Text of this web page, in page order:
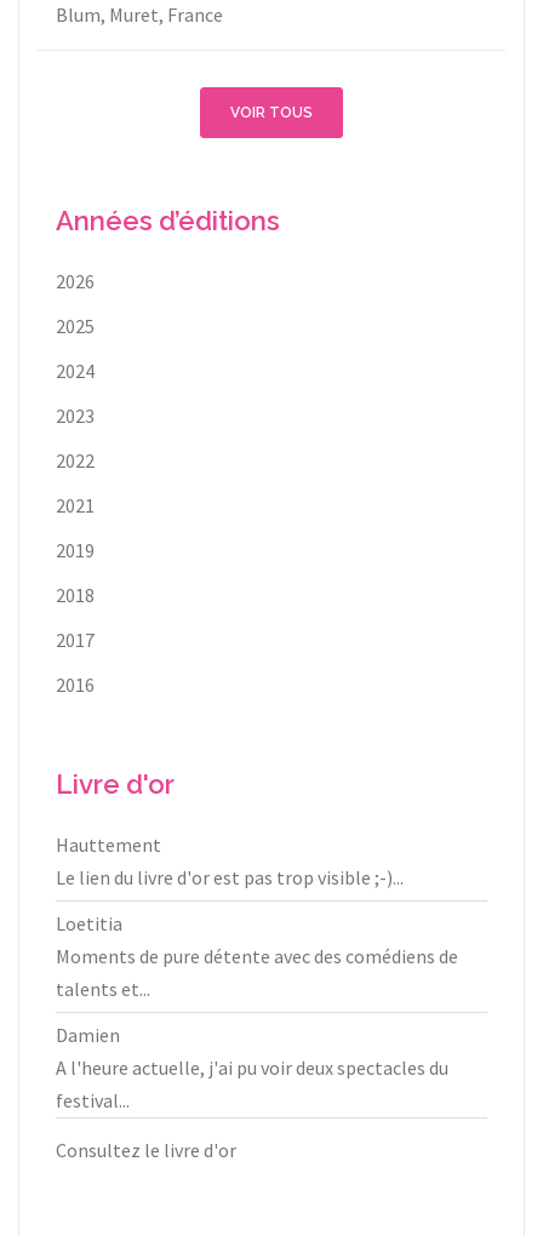
Blum, Muret, France
VOIR TOUS
Années d’éditions
2026
2025
2024
2023
2022
2021
2019
2018
2017
2016
Livre d'or
Hauttement
Le lien du livre d'or est pas trop visible ;-)...
Loetitia
Moments de pure détente avec des comédiens de
talents et...
Damien
A l'heure actuelle, j'ai pu voir deux spectacles du
festival...
Consultez le livre d'or